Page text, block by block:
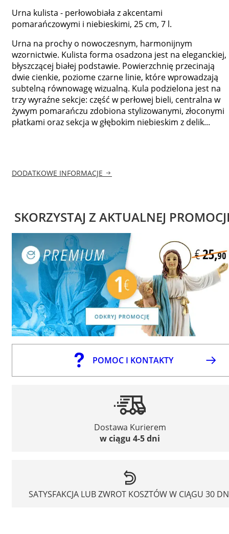
Urna kulista - perłowobiała z akcentami
pomarańczowymi i niebieskimi, 25 cm, 7 l.
Urna na prochy o nowoczesnym, harmonijnym
wzornictwie. Kulista forma osadzona jest na eleganckiej,
błyszczącej białej podstawie. Powierzchnię przecinają
dwie cienkie, poziome czarne linie, które wprowadzają
subtelną równowagę wizualną. Kula podzielona jest na
trzy wyraźne sekcje: część w perłowej bieli, centralna w
żywym pomarańczu zdobiona stylizowanymi, złoconymi
płatkami oraz sekcja w głębokim niebieskim z delik...
DODATKOWE INFORMACJE
SKORZYSTAJ Z AKTUALNEJ
POMOC I KONTAKTY
Dostawa Kurierem
w ciągu 4-5 dni
SATYSFAKCJA LUB ZWROT KOSZTÓW W CIĄGU 30